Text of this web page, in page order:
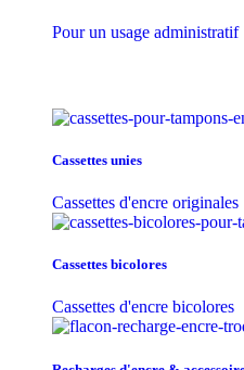
Pour un usage administratif
Cassettes unies
Cassettes d'encre originales
Cassettes bicolores
Cassettes d'encre bicolores